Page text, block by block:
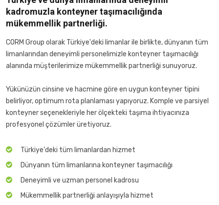
kadromuzla konteyner taşımacılığında
mükemmellik partnerliği.
CORM Group olarak Türkiye'deki limanlar ile birlikte, dünyanın tüm
limanlarından deneyimli personelimizle konteyner taşımacılığı
alanında müşterilerimize mükemmellik partnerliği sunuyoruz.
Yükünüzün cinsine ve hacmine göre en uygun konteyner tipini
belirliyor, optimum rota planlaması yapıyoruz. Komple ve parsiyel
konteyner seçenekleriyle her ölçekteki taşıma ihtiyacınıza
profesyonel çözümler üretiyoruz.
Türkiye'deki tüm limanlardan hizmet
Dünyanın tüm limanlarına konteyner taşımacılığı
Deneyimli ve uzman personel kadrosu
Mükemmellik partnerliği anlayışıyla hizmet